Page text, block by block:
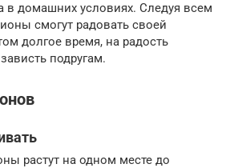
в домашних условиях. Следуя всем
смогут радовать своей
долгое время, на радость
подругам.
растут на одном месте до